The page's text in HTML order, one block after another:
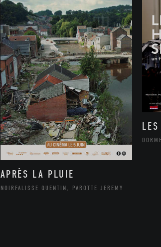
APRÈS LA PLUIE
NOIRFALISSE QUENTIN, PAROTTE JEREMY